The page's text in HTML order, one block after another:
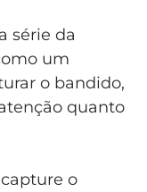
série da
um
o bandido,
quanto
o